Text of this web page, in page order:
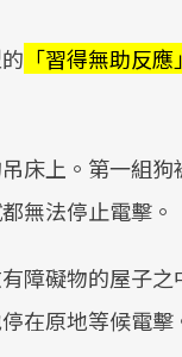
「習得無助反應」
床上。第一組
無法停止電擊。
障礙物的屋子
在原地等候電擊